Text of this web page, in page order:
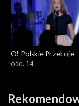
O! Polskie Przeboje
odc. 14